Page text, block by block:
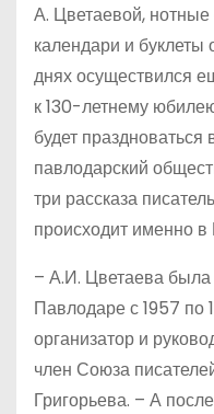
А. Цветаевой,
календари и буклеты
днях осуществился
к 130-летнему
будет праздноваться
павлодарский
три рассказа
происходит именно
– А.И. Цветаева была
Павлодаре с 1957 по
организатор и
член Союза
Григорьева. – А